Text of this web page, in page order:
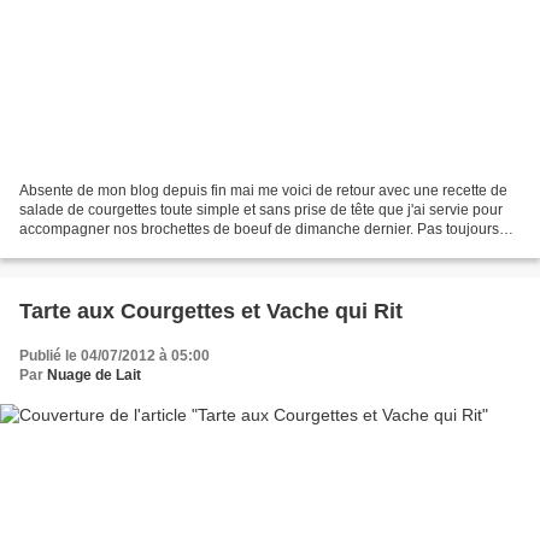
Absente de mon blog depuis fin mai me voici de retour avec une recette de
salade de courgettes toute simple et sans prise de tête que j'ai servie pour
accompagner nos brochettes de boeuf de dimanche dernier. Pas toujours
Tarte aux Courgettes et Vache qui Rit
Publié le 04/07/2012 à 05:00
Par Nuage de Lait